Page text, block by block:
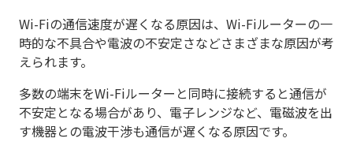
Wi-Fiの通信速度が遅くなる原因は、Wi-Fiルーターの一
時的な不具合や電波の不安定さなどさまざまな原因が考
えられます。
多数の端末をWi-Fiルーターと同時に接続すると通信が
不安定となる場合があり、電子レンジなど、電磁波を出
す機器との電波干渉も通信が遅くなる原因です。